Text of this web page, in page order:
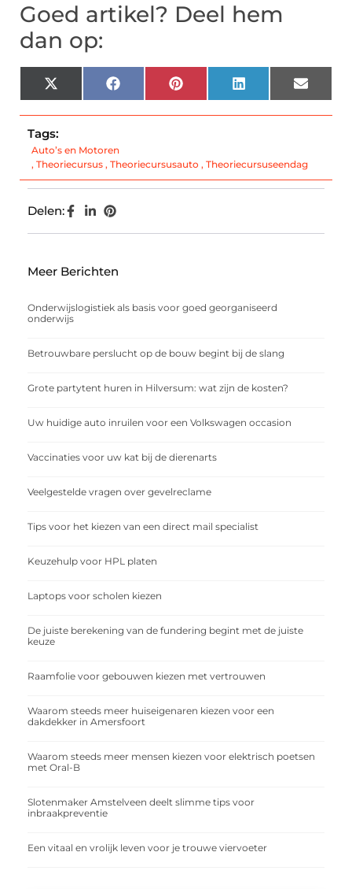
Goed artikel? Deel hem
dan op:
X
(Twitter)
Facebook Pinterest LinkedIn Email
Tags:
Auto’s en Motoren
, Theoriecursus , Theoriecursusauto , Theoriecursuseendag
Delen:
Meer Berichten
Onderwijslogistiek als basis voor goed georganiseerd
onderwijs
Betrouwbare perslucht op de bouw begint bij de slang
Grote partytent huren in Hilversum: wat zijn de kosten?
Uw huidige auto inruilen voor een Volkswagen occasion
Vaccinaties voor uw kat bij de dierenarts
Veelgestelde vragen over gevelreclame
Tips voor het kiezen van een direct mail specialist
Keuzehulp voor HPL platen
Laptops voor scholen kiezen
De juiste berekening van de fundering begint met de juiste
keuze
Raamfolie voor gebouwen kiezen met vertrouwen
Waarom steeds meer huiseigenaren kiezen voor een
dakdekker in Amersfoort
Waarom steeds meer mensen kiezen voor elektrisch poetsen
met Oral-B
Slotenmaker Amstelveen deelt slimme tips voor
inbraakpreventie
Een vitaal en vrolijk leven voor je trouwe viervoeter